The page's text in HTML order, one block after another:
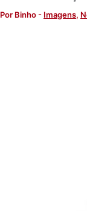
Por Binho- Imagens,